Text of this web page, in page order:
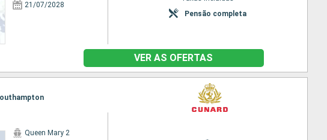
21/07/2028
Pensão completa
VER AS OFERTAS
Queen Mary 2